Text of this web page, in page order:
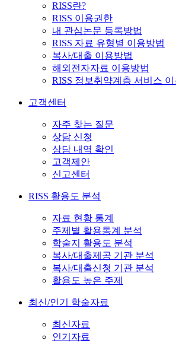
RISS란?
RISS 이용권한
내 관심논문 등록방법
RISS 자료 유형별 이용방법
복사/대출 이용방법
해외전자자료 이용방법
RISS 정보취약계층 서비스 이
고객센터
자주 찾는 질문
상담 신청
상담 내역 확인
고객제안
신고센터
RISS 활용도 분석
자료 현황 통계
주제별 활용통계 분석
학술지 활용도 분석
복사/대출제공 기관 분석
복사/대출신청 기관 분석
활용도 높은 주제
최신/인기 학술자료
최신자료
인기자료